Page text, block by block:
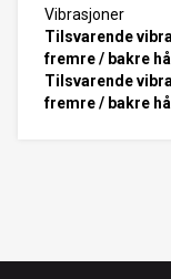
Vibrasjoner
Tilsvarende
fremre / bakre
Tilsvarende
fremre / bakre